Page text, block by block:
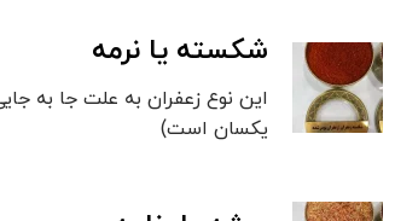
شکسته یا نرمه
این نوع زعفران به علت جا به
یکسان است)